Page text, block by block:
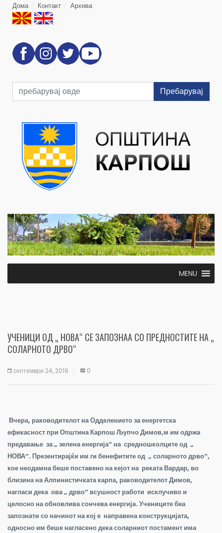
Дома Контакт Архива
Пребарувај
MENU
УЧЕНИЦИ ОД „ НОВА“ СЕ ЗАПОЗНАА СО ПРЕДНОСТИТЕ НА „
СОЛАРНОТО ДРВО“
септември 24, 2019 0
Вчера, раководителот на Одделението за енергетска
ефикасност при Општина Карпош Љупчо Димов,м им одржа
предавање за „ зелена енергија“ на средношколците од „
НОВА“. Презентирајќи им ги бенефитите од „ соларното дрво“,
кое неодамна беше поставено на кејот на реката Вардар, во
близина на Алпинистичката карпа, раководителот Димов,
нагласи дека ова „ дрво“ всушност работи исклучиво и
целосно на обновлива сончева енергија. Учениците беа
запознати со начинот на кој е направена конструкцијата,
односно им беше нагласено дека соларниот постамент има